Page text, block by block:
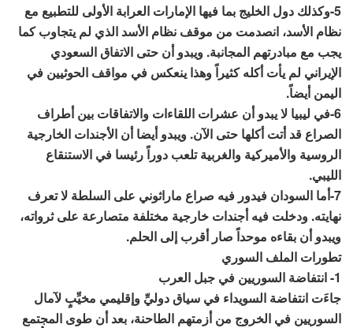
5-وكذلك دول الخليج بما فيها الإمارات العرابة الأولى للتطبيع مع
نظام الأسد، انصدمت من موقف نظام الأسد الذي لم يتجاوب كما
يجب مع مبادرتهم المجانبة. ويبدو أن حتى الاتفاق السعودي
الإيراني لم يأت أكله كثيراً وهذا ينعكس في مواقف الحوثيين في
اليمن أيضاً.
6-في ليبيا لا يبدو أن عشرات اللقاءات والاتفاقات بين أطراف
الصراع قد أتت أكلها حتى الآن. ويبدو أيضا أن الأجندات الخارجية
الروسية والأميركية والغربية تلعب دوراً رئيسا في الاستنقاع
الليبي.
7-أما السودان فيدور فيه صراع ماراثوني على السلطة لا تعرف
نهايته. ودخلت فيه أجندات خارجية مختلفة متصارعة على ثرواته،
ويبدو أن بقاءه موحداً صار أقرب إلى الحلم.
تطورات الملف السوري
1- انتفاضة السوريين في جبل العرب
جاءَت انتفاضة السويداء في سياق دوليِّ وإقليمي مخيِّبٍ لآمال
السوريين في الخروج من أزمتهم الطاحنة، بعد أن طوى المجتمع